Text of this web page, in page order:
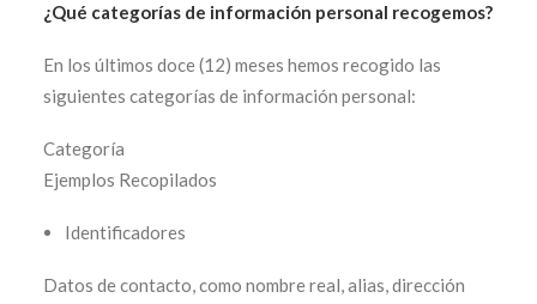
¿Qué categorías de información personal recogemos?
En los últimos doce (12) meses hemos recogido las
siguientes categorías de información personal:
Ejemplos Recopilados
Identificadores
Datos de contacto, como nombre real, alias, dirección